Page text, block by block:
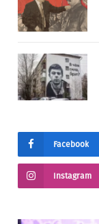
Facebook
Instagram